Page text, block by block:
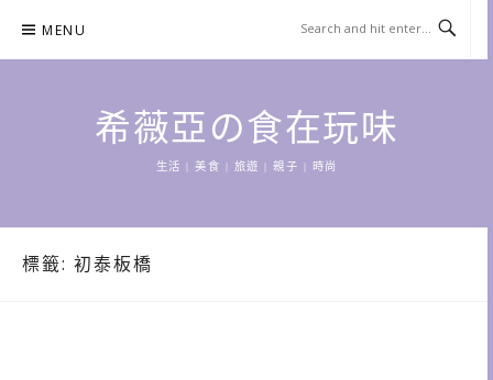
content
MENU
希薇亞の食在玩味
生活 | 美食 | 旅遊 | 親子 | 時尚
標籤: 初泰板橋